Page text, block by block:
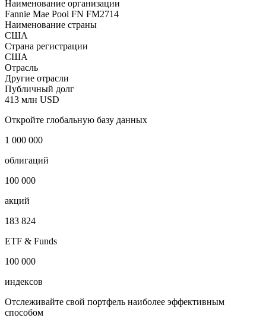
Наименование организации
Fannie Mae Pool FN FM2714
Наименование страны
США
Страна регистрации
США
Отрасль
Другие отрасли
Публичный долг
413 млн USD
Откройте глобальную базу данных
1 000 000
облигаций
100 000
акций
183 824
ETF & Funds
100 000
индексов
Отслеживайте свой портфель наиболее эффективным
способом